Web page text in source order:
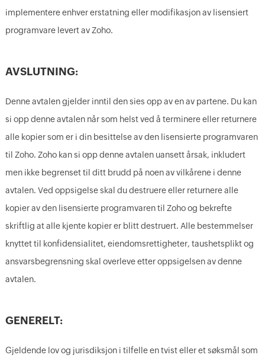
implementere enhver erstatning eller modifikasjon av lisensiert
programvare levert av Zoho.
AVSLUTNING:
Denne avtalen gjelder inntil den sies opp av en av partene. Du kan
si opp denne avtalen når som helst ved å terminere eller returnere
alle kopier som er i din besittelse av den lisensierte programvaren
til Zoho. Zoho kan si opp denne avtalen uansett årsak, inkludert
men ikke begrenset til ditt brudd på noen av vilkårene i denne
avtalen. Ved oppsigelse skal du destruere eller returnere alle
kopier av den lisensierte programvaren til Zoho og bekrefte
skriftlig at alle kjente kopier er blitt destruert. Alle bestemmelser
knyttet til konfidensialitet, eiendomsrettigheter, taushetsplikt og
ansvarsbegrensning skal overleve etter oppsigelsen av denne
avtalen.
GENERELT:
Gjeldende lov og jurisdiksjon i tilfelle en tvist eller et søksmål som